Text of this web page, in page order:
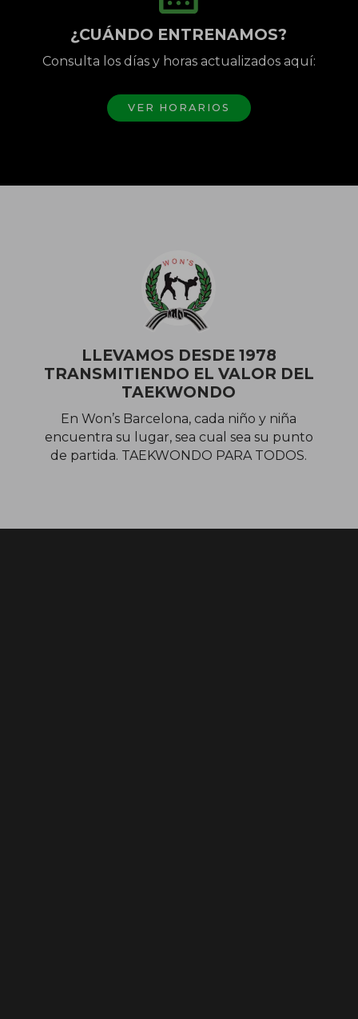
¿CUÁNDO ENTRENAMOS?
Consulta los días y horas actualizados aquí:
VER HORARIOS
LLEVAMOS DESDE 1978
TRANSMITIENDO EL VALOR DEL
TAEKWONDO
En Won’s Barcelona, cada niño y niña
encuentra su lugar, sea cual sea su punto
de partida. TAEKWONDO PARA TODOS.